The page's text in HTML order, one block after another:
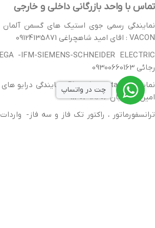
تماس با واحد بازرگانی داخلی و خارجی
نمایندگی رسمی جوی استیک های گسمن آلمان /
VACON : اقای امید شاهچراغی 09124135871
رجائی 09300660163
امین حیدریان 9130398606
چت در واتساپ